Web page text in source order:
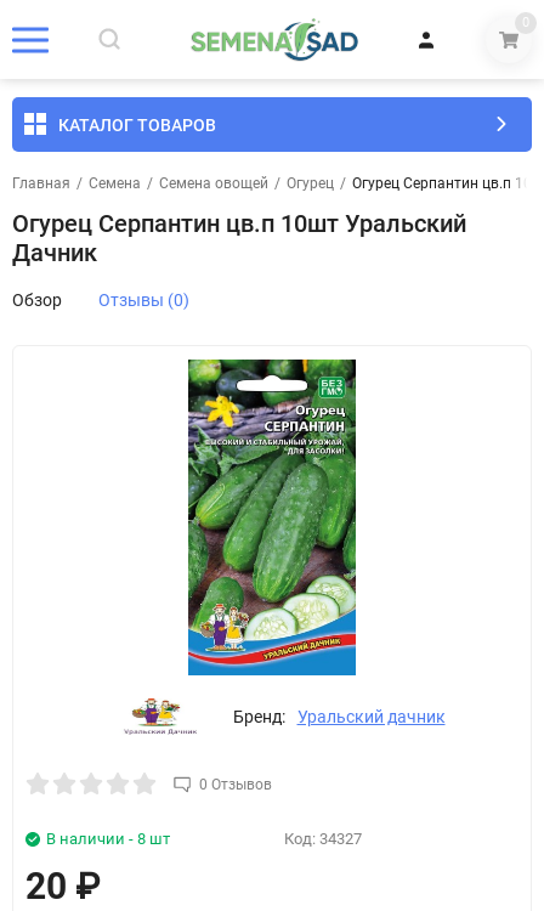
0
КАТАЛОГ ТОВАРОВ
Главная / Семена / Семена овощей / Огурец / Огурец Серпантин цв.п
Огурец Серпантин цв.п 10шт Уральский
Дачник
Обзор Отзывы (0)
Бренд: Уральский дачник
0 Отзывов
В наличии - 8 шт Код: 34327
20 ₽